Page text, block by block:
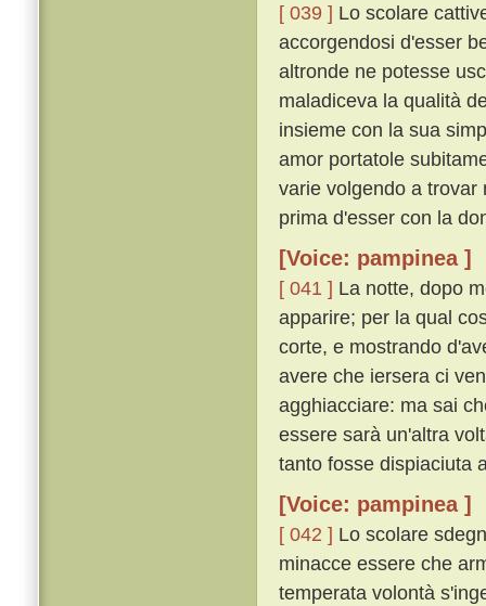
[ 039 ] Lo scolare
accorgendosi d'esser
altronde ne potesse
maladiceva la qualità
insieme con la sua
amor portatole
varie volgendo a trovar
prima d'esser con la
[Voice: pampinea ]
[ 041 ] La notte, dopo
apparire; per la qual
corte, e mostrando
avere che iersera ci
agghiacciare: ma sai
essere sarà un'altra
tanto fosse dispiaciuta
[Voice: pampinea ]
[ 042 ] Lo scolare
minacce essere che
temperata volontà